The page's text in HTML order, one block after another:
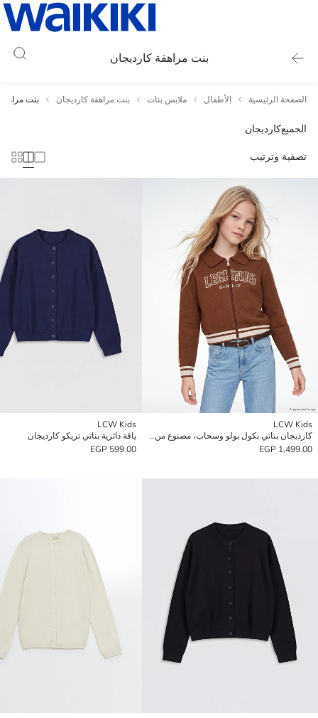
بنت مراهقة كارديجان
الصفحة الرئيسية الأطفال ملابس بنات بنت مراهقة كارديجان بنت
الجميعكارديجان
تصفية وترتيب
LCW Kids
كارديجان بناتي بكول بولو وسحاب، مصنوع من التريكو.
1,499.00 EGP
LCW Kids
ياقة دائرية بناتي تريكو كارديجان
599.00 EGP